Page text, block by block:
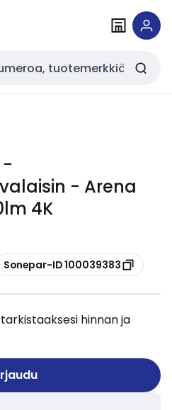
-
- Arena
4K
Sonepar-ID 100039383
hinnan ja